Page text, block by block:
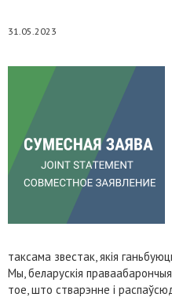
31.05.2023
таксама звестак, якія
Мы, беларускія
тое, што стварэнне і